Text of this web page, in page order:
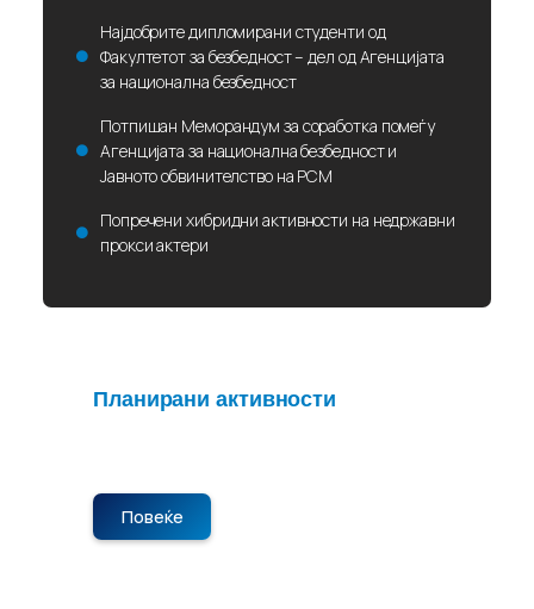
Најдобрите дипломирани студенти од
Факултетот за безбедност – дел од Агенцијата
за национална безбедност
Потпишан Меморандум за соработка помеѓу
Агенцијата за национална безбедност и
Јавното обвинителство на РСМ
Попречени хибридни активности на недржавни
прокси актери
Планирани активности
Повеќе